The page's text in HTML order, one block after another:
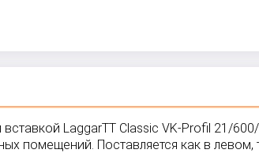
LaggarTT Classic VK-Profil 21/
помещений. Поставляется как в левом,